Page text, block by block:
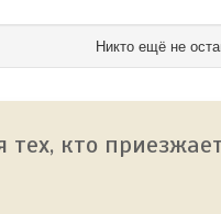
Никто ещё не
кто